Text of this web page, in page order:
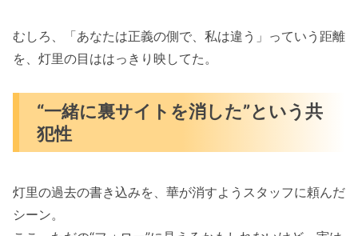
むしろ、「あなたは正義の側で、私は違う」っていう距離
を、灯里の目ははっきり映してた。
“一緒に裏サイトを消した”という共
犯性
灯里の過去の書き込みを、華が消すようスタッフに頼んだ
シーン。